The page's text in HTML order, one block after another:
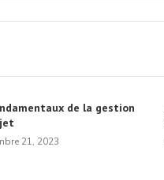
de la gestion
21, 2023